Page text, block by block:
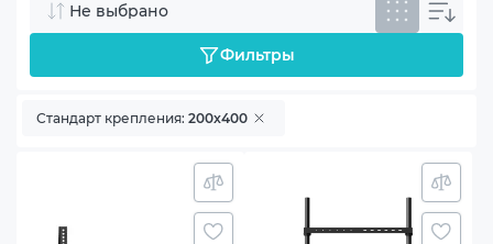
Не выбрано
Фильтры
Стандарт крепления: 200x400